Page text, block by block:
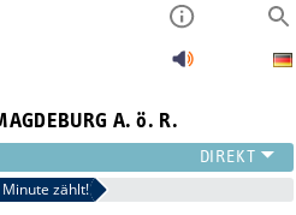
A. ö. R.
zählt!